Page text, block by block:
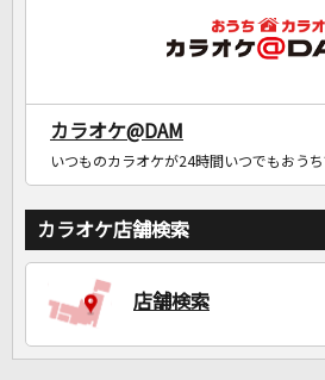
カラオケ@DAM
いつものカラオケが24時間いつでもおうち
カラオケ店舗検索
店舗検索